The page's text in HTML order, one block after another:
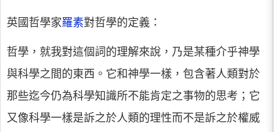
英國哲學家羅素對哲學的定義：
哲學，就我對這個詞的理解來說，乃是某種介乎神學
與科學之間的東西。它和神學一樣，包含著人類對於
那些迄今仍為科學知識所不能肯定之事物的思考；它
又像科學一樣是訴之於人類的理性而不是訴之於權威